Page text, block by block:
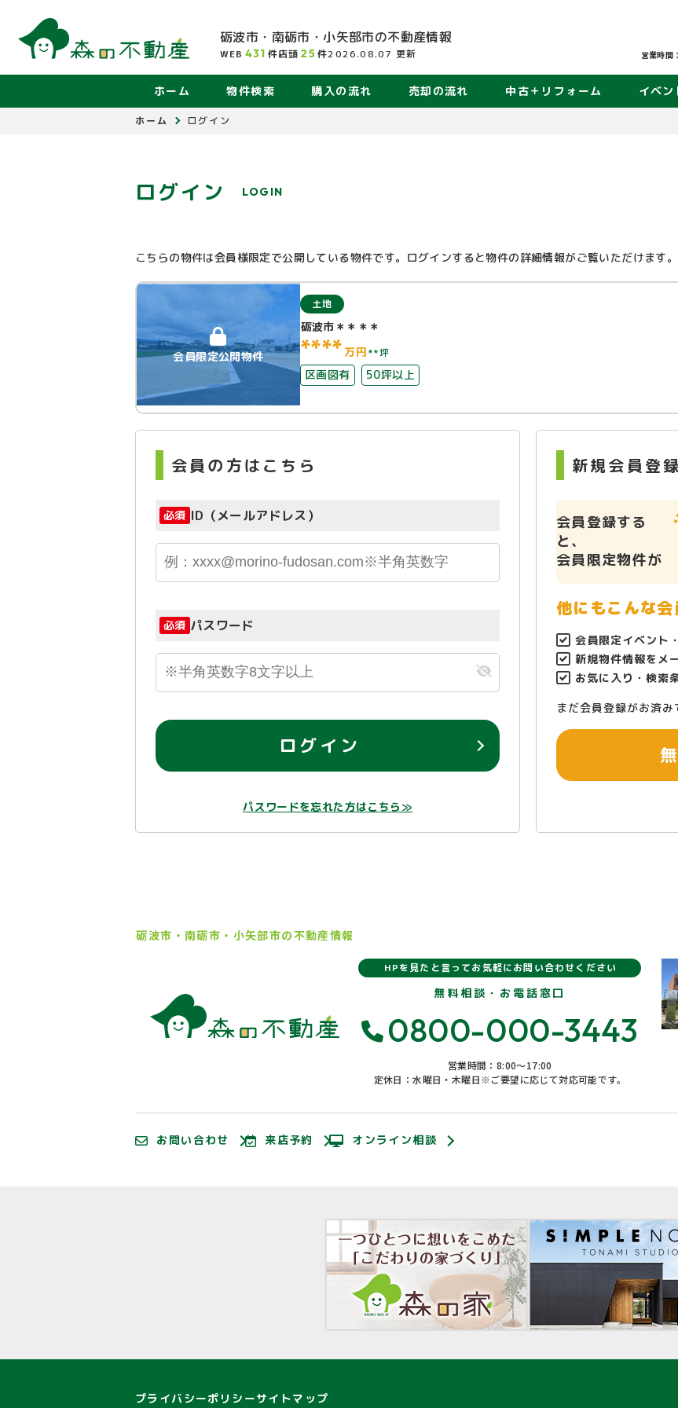
砺波市・南砺市・小矢部市の不動産情報
WEB 431 件店頭 25件2026.08.07 更新 営業時間
ホーム 物件検索 購入の流れ 売却の流れ 中古＋リフォーム イベン
ホーム ログイン
ログイン LOGIN
こちらの物件は会員様限定で公開している物件です。ログインすると物件の詳細情報がご覧いただけます。
会員限定公開物件
土地
砺波市＊＊＊＊
****万円**坪
区画図有 50坪以上
会員の方はこちら
必須 ID（メールアドレス）
必須 パスワード
ログイン
パスワードを忘れた方はこちら≫
新規会員登
会員登録する
と、
会員限定物件が
他にもこんな
会員限定イベント
新規物件情報をメ
お気に入り・検索
まだ会員登録がお済み
砺波市・南砺市・小矢部市の不動産情報
HPを見たと言ってお気軽にお問い合わせください
無料相談・お電話窓口
0800-000-3443
営業時間：8:00〜17:00
定休日：水曜日・木曜日※ご要望に応じて対応可能です。
お問い合わせ 来店予約 オンライン相談
プライバシーポリシーサイトマップ